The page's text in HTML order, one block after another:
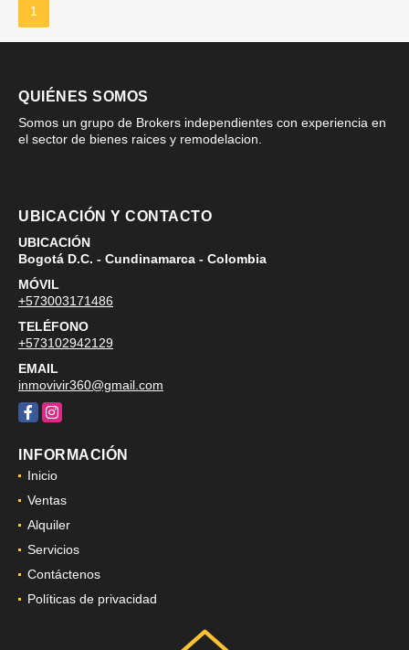
1
QUIÉNES SOMOS
Somos un grupo de Brokers independientes con experiencia en
el sector de bienes raices y remodelacion.
UBICACIÓN Y CONTACTO
UBICACIÓN
Bogotá D.C. - Cundinamarca - Colombia
MÓVIL
+573003171486
TELÉFONO
+573102942129
EMAIL
inmovivir360@gmail.com
FacebookInstagram
INFORMACIÓN
Inicio
Ventas
Alquiler
Servicios
Contáctenos
Políticas de privacidad